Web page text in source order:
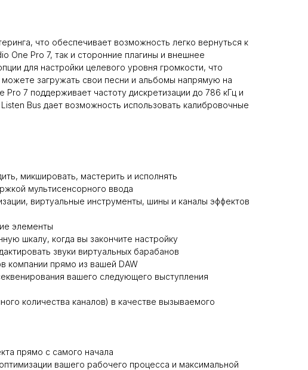
что обеспечивает возможность легко вернуться к
One Pro 7, так и сторонние плагины и внешнее
для настройки целевого уровня громкости, что
загружать свои песни и альбомы напрямую на
7 поддерживает частоту дискретизации до 786 кГц и
Bus дает возможность использовать калибровочные
микшировать, мастерить и исполнять
мультисенсорного ввода
виртуальные инструменты, шины и каналы эффектов
элементы
шкалу, когда вы закончите настройку
звуки виртуальных барабанов
компании прямо из вашей DAW
вашего следующего выступления
количества каналов) в качестве вызываемого
прямо с самого начала
вашего рабочего процесса и максимальной